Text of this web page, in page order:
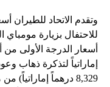
للاحتفال بزيارة
8,329 درهماً